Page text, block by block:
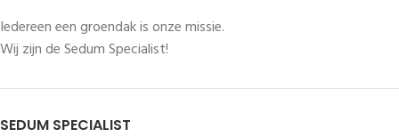
Iedereen een groendak is onze missie.
Wij zijn de Sedum Specialist!
SEDUM SPECIALIST